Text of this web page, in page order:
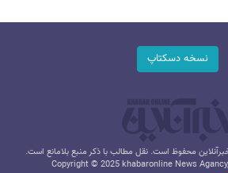
نسخه دسکتاپ
محفوظ است. نقل مطالب با ذکر منبع بلامانع است.
Copyright © 2025 khabaronline News